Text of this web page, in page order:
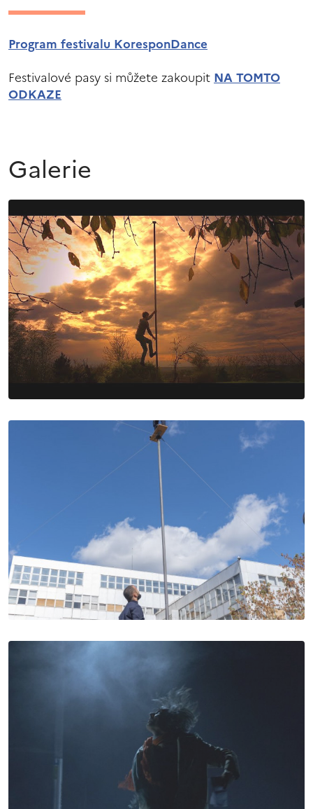
Program festivalu KoresponDance
Festivalové pasy si můžete zakoupit NA TOMTO
ODKAZE
Galerie